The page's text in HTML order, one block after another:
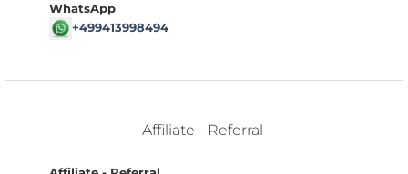
WhatsApp
+499413998494
Affiliate - Referral